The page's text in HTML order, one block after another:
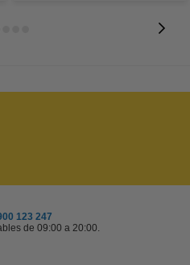
123 247
de 09:00 a 20:00.